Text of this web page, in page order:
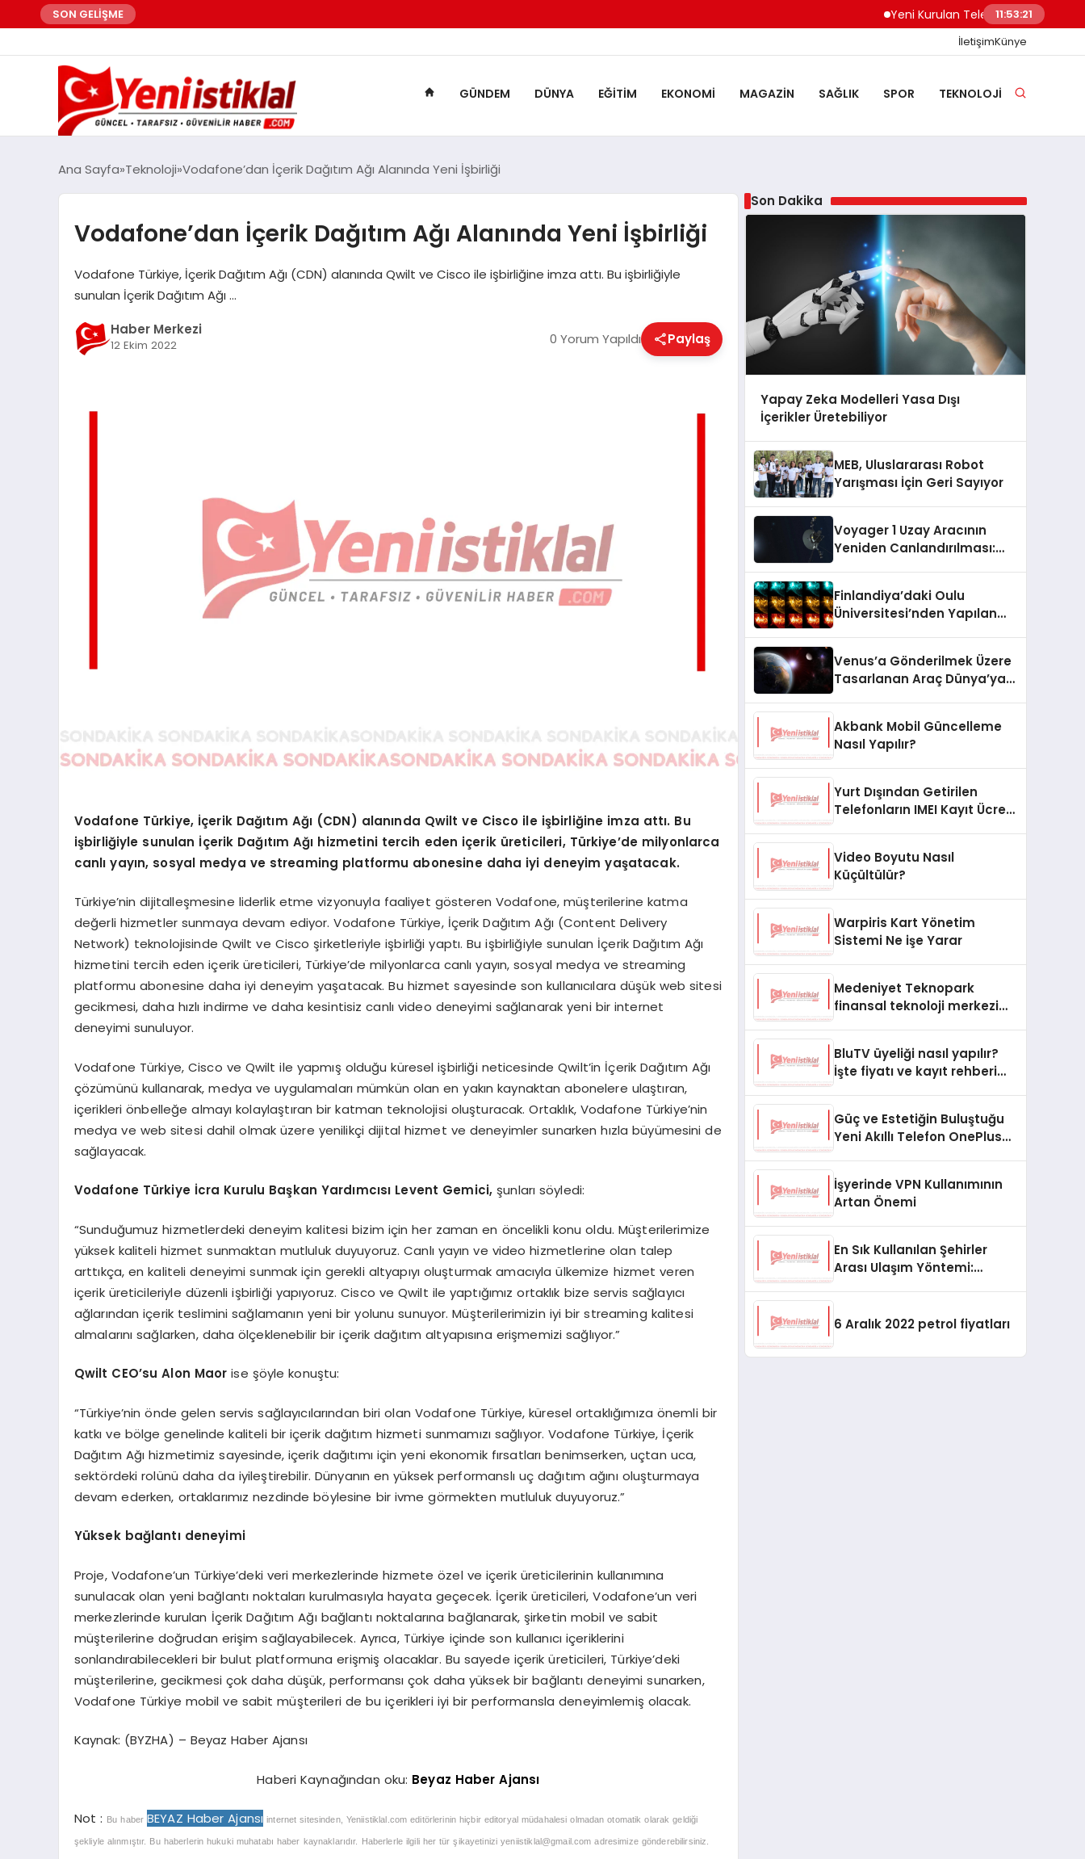
SON GELİŞME Yeni Kurulan Telegram Grupları Nasıl
11:53:22
İletişimKünye
GÜNDEM DÜNYA EĞITIM EKONOMI MAGAZIN SAĞLIK SPOR TEKNOLOJI
Ana Sayfa Teknoloji Vodafone’dan İçerik Dağıtım Ağı Alanında Yeni İşbirliği
Vodafone’dan İçerik Dağıtım Ağı Alanında Yeni İşbirliği
Vodafone Türkiye, İçerik Dağıtım Ağı (CDN) alanında Qwilt ve Cisco ile işbirliğine imza attı. Bu işbirliğiyle
sunulan İçerik Dağıtım Ağı …
Haber Merkezi
12 Ekim 2022 0 Yorum Yapıldı Paylaş
Vodafone Türkiye, İçerik Dağıtım Ağı (CDN) alanında Qwilt ve Cisco ile işbirliğine imza attı. Bu
işbirliğiyle sunulan İçerik Dağıtım Ağı hizmetini tercih eden içerik üreticileri, Türkiye’de milyonlarca
canlı yayın, sosyal medya ve streaming platformu abonesine daha iyi deneyim yaşatacak.
Türkiye’nin dijitalleşmesine liderlik etme vizyonuyla faaliyet gösteren Vodafone, müşterilerine katma
değerli hizmetler sunmaya devam ediyor. Vodafone Türkiye, İçerik Dağıtım Ağı (Content Delivery
Network) teknolojisinde Qwilt ve Cisco şirketleriyle işbirliği yaptı. Bu işbirliğiyle sunulan İçerik Dağıtım Ağı
hizmetini tercih eden içerik üreticileri, Türkiye’de milyonlarca canlı yayın, sosyal medya ve streaming
platformu abonesine daha iyi deneyim yaşatacak. Bu hizmet sayesinde son kullanıcılara düşük web sitesi
gecikmesi, daha hızlı indirme ve daha kesintisiz canlı video deneyimi sağlanarak yeni bir internet
deneyimi sunuluyor.
Vodafone Türkiye, Cisco ve Qwilt ile yapmış olduğu küresel işbirliği neticesinde Qwilt’in İçerik Dağıtım Ağı
çözümünü kullanarak, medya ve uygulamaları mümkün olan en yakın kaynaktan abonelere ulaştıran,
içerikleri önbelleğe almayı kolaylaştıran bir katman teknolojisi oluşturacak. Ortaklık, Vodafone Türkiye’nin
medya ve web sitesi dahil olmak üzere yenilikçi dijital hizmet ve deneyimler sunarken hızla büyümesini de
sağlayacak.
Vodafone Türkiye İcra Kurulu Başkan Yardımcısı Levent Gemici, şunları söyledi:
“Sunduğumuz hizmetlerdeki deneyim kalitesi bizim için her zaman en öncelikli konu oldu. Müşterilerimize
yüksek kaliteli hizmet sunmaktan mutluluk duyuyoruz. Canlı yayın ve video hizmetlerine olan talep
arttıkça, en kaliteli deneyimi sunmak için gerekli altyapıyı oluşturmak amacıyla ülkemize hizmet veren
içerik üreticileriyle düzenli işbirliği yapıyoruz. Cisco ve Qwilt ile yaptığımız ortaklık bize servis sağlayıcı
ağlarından içerik teslimini sağlamanın yeni bir yolunu sunuyor. Müşterilerimizin iyi bir streaming kalitesi
almalarını sağlarken, daha ölçeklenebilir bir içerik dağıtım altyapısına erişmemizi sağlıyor.”
Qwilt CEO’su Alon Maor ise şöyle konuştu:
“Türkiye’nin önde gelen servis sağlayıcılarından biri olan Vodafone Türkiye, küresel ortaklığımıza önemli bir
katkı ve bölge genelinde kaliteli bir içerik dağıtım hizmeti sunmamızı sağlıyor. Vodafone Türkiye, İçerik
Dağıtım Ağı hizmetimiz sayesinde, içerik dağıtımı için yeni ekonomik fırsatları benimserken, uçtan uca,
sektördeki rolünü daha da iyileştirebilir. Dünyanın en yüksek performanslı uç dağıtım ağını oluşturmaya
devam ederken, ortaklarımız nezdinde böylesine bir ivme görmekten mutluluk duyuyoruz.”
Yüksek bağlantı deneyimi
Proje, Vodafone’un Türkiye’deki veri merkezlerinde hizmete özel ve içerik üreticilerinin kullanımına
sunulacak olan yeni bağlantı noktaları kurulmasıyla hayata geçecek. İçerik üreticileri, Vodafone’un veri
merkezlerinde kurulan İçerik Dağıtım Ağı bağlantı noktalarına bağlanarak, şirketin mobil ve sabit
müşterilerine doğrudan erişim sağlayabilecek. Ayrıca, Türkiye içinde son kullanıcı içeriklerini
sonlandırabilecekleri bir bulut platformuna erişmiş olacaklar. Bu sayede içerik üreticileri, Türkiye’deki
müşterilerine, gecikmesi çok daha düşük, performansı çok daha yüksek bir bağlantı deneyimi sunarken,
Vodafone Türkiye mobil ve sabit müşterileri de bu içerikleri iyi bir performansla deneyimlemiş olacak.
Kaynak: (BYZHA) – Beyaz Haber Ajansı
Haberi Kaynağından oku: Beyaz Haber Ajansı
Not : Bu haber BEYAZ Haber Ajansı internet sitesinden, Yeniistiklal.com editörlerinin hiçbir editoryal müdahalesi olmadan otomatik olarak geldiği
şekliyle alınmıştır. Bu haberlerin hukuki muhatabı haber kaynaklarıdır. Haberlerle ilgili her tür şikayetiniziyeniistiklal@gmail.com adresimize gönderebilirsiniz.
Son Dakika
Yapay Zeka Modelleri Yasa Dışı
İçerikler Üretebiliyor
MEB, Uluslararası Robot
Yarışması İçin Geri Sayıyor
Voyager 1 Uzay Aracının
Yeniden Canlandırılması:
Finlandiya’daki Oulu
Üniversitesi’nden Yapılan
Jeomanyetik Fırtına Yaşandı
Venus’a Gönderilmek Üzere
Tasarlanan Araç Dünya’ya
Akbank Mobil Güncelleme
Nasıl Yapılır?
Yurt Dışından Getirilen
Telefonların IMEI Kayıt Ücreti
Video Boyutu Nasıl
Küçültülür?
Warpiris Kart Yönetim
Sistemi Ne işe Yarar
Medeniyet Teknopark
finansal teknoloji merkezi
BluTV üyeliği nasıl yapılır?
İşte fiyatı ve kayıt rehberi
Güç ve Estetiğin Buluştuğu
Yeni Akıllı Telefon OnePlus
İşyerinde VPN Kullanımının
Artan Önemi
En Sık Kullanılan Şehirler
Arası Ulaşım Yöntemi:
6 Aralık 2022 petrol fiyatları